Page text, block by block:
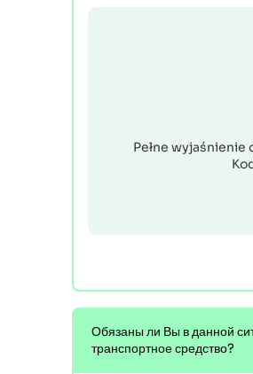
Pełne
Обязаны ли Вы в данной
транспортное средство?